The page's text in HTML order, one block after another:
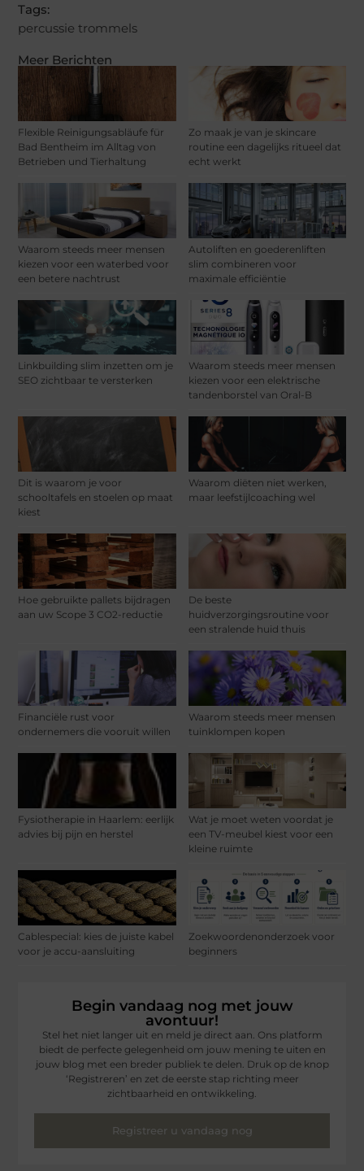
Meer Berichten
Flexible Reinigungsabläufe für
Bad Bentheim im Alltag von
Betrieben und Tierhaltung
Zo maak je van je skincare
routine een dagelijks ritueel dat
echt werkt
Waarom steeds meer mensen
kiezen voor een waterbed voor
een betere nachtrust
Autoliften en goederenliften
slim combineren voor
maximale efficiëntie
Linkbuilding slim inzetten om je
SEO zichtbaar te versterken
Waarom steeds meer mensen
kiezen voor een elektrische
tandenborstel van Oral-B
Dit is waarom je voor
schooltafels en stoelen op maat
kiest
Waarom diëten niet werken,
maar leefstijlcoaching wel
Hoe gebruikte pallets bijdragen
aan uw Scope 3 CO2-reductie
De beste
huidverzorgingsroutine voor
een stralende huid thuis
Financiële rust voor
ondernemers die vooruit willen
Waarom steeds meer mensen
tuinklompen kopen
Fysiotherapie in Haarlem: eerlijk
advies bij pijn en herstel
Wat je moet weten voordat je
een TV-meubel kiest voor een
kleine ruimte
Cablespecial: kies de juiste kabel
voor je accu-aansluiting
Zoekwoordenonderzoek voor
beginners
Begin vandaag nog met jouw
avontuur!
Stel het niet langer uit en meld je direct aan. Ons platform
biedt de perfecte gelegenheid om jouw mening te uiten en
jouw blog met een breder publiek te delen. Druk op de knop
‘Registreren’ en zet de eerste stap richting meer
zichtbaarheid en ontwikkeling.
Registreer u vandaag nog
Tags:
percussie trommels